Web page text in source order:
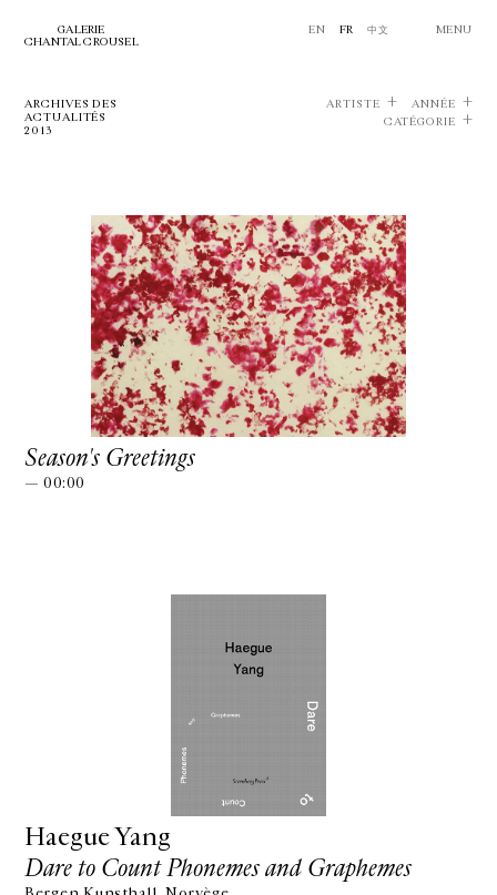
GALERIE
CHANTAL CROUSEL
EN FR 中文 MENU
ARCHIVES DES
ACTUALITÉS
2013
ARTISTE
ANNÉE
CATÉGORIE
Season's Greetings
— 00:00
Haegue Yang
Dare to Count Phonemes and Graphemes